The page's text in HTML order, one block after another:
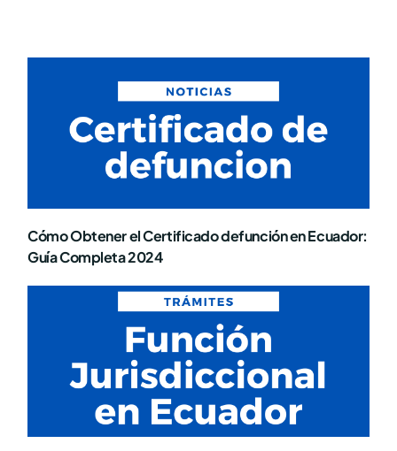
Cómo Obtener el Certificado defunción en Ecuador:
Guía Completa 2024